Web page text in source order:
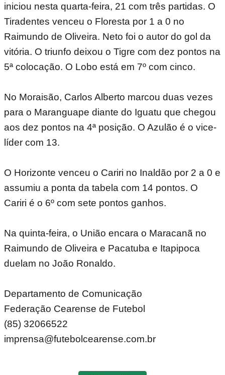
iniciou nesta quarta-feira, 21 com três partidas. O
Tiradentes venceu o Floresta por 1 a 0 no
Raimundo de Oliveira. Neto foi o autor do gol da
vitória. O triunfo deixou o Tigre com dez pontos na
5ª colocação. O Lobo está em 7º com cinco.
No Moraisão, Carlos Alberto marcou duas vezes
para o Maranguape diante do Iguatu que chegou
aos dez pontos na 4ª posição. O Azulão é o vice-
líder com 13.
O Horizonte venceu o Cariri no Inaldão por 2 a 0 e
assumiu a ponta da tabela com 14 pontos. O
Cariri é o 6º com sete pontos ganhos.
Na quinta-feira, o União encara o Maracanã no
Raimundo de Oliveira e Pacatuba e Itapipoca
duelam no João Ronaldo.
Departamento de Comunicação
Federação Cearense de Futebol
(85) 32066522
imprensa@futebolcearense.com.br